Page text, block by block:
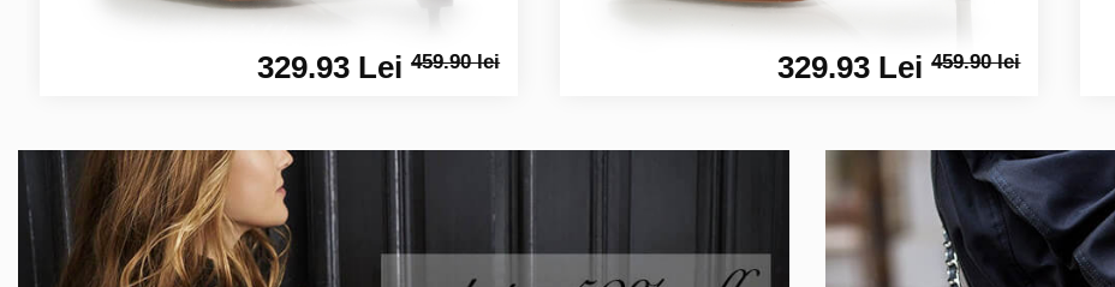
329.93 Lei459.90 lei 329.93 Lei459.90 lei